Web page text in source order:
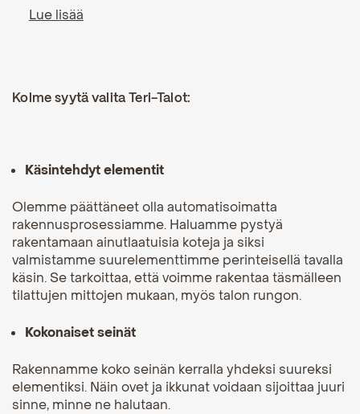
Lue lisää
Kolme syytä valita Teri-Talot:
Käsintehdyt elementit
Olemme päättäneet olla automatisoimatta
rakennusprosessiamme. Haluamme pystyä
rakentamaan ainutlaatuisia koteja ja siksi
valmistamme suurelementtimme perinteisellä tavalla
käsin. Se tarkoittaa, että voimme rakentaa täsmälleen
tilattujen mittojen mukaan, myös talon rungon.
Kokonaiset seinät
Rakennamme koko seinän kerralla yhdeksi suureksi
elementiksi. Näin ovet ja ikkunat voidaan sijoittaa juuri
sinne, minne ne halutaan.